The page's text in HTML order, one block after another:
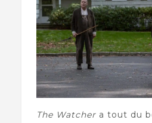
The Watchera tout du